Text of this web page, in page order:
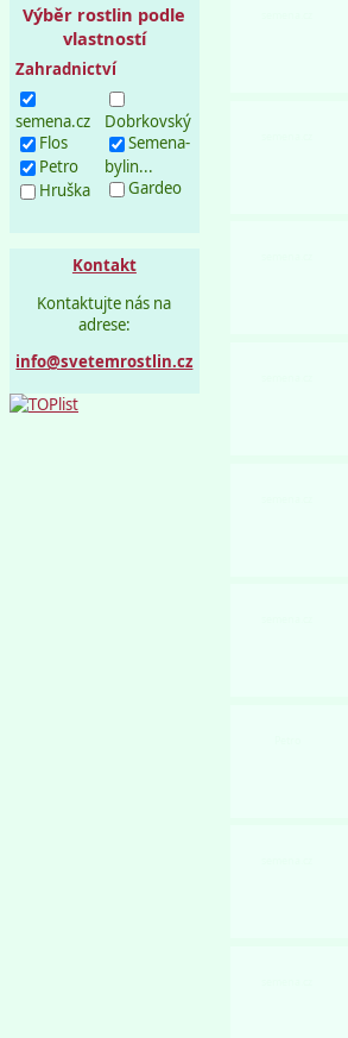
Výběr rostlin podle
vlastností
Zahradnictví
semena.cz
Flos
Petro
Hruška
Dobrkovský
Semena-
bylin...
Gardeo
Kontakt
Kontaktujte nás na
adrese:
info@svetemrostlin.cz